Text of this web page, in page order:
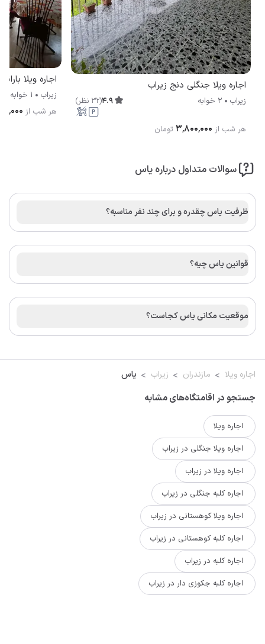
اجاره ویلا جنگلی دنج زیراب
زیراب 2 خوابه 4.9
(
32 نظر)
هر شب از ۳٬۸۰۰٬۰۰۰ تومان
اجاره ویلا
زیراب
1 خوابه
هر شب از
سوالات متداول درباره یاس
ظرفیت یاس چقدره و برای چند نفر مناسبه؟
قوانین یاس چیه؟
موقعیت مکانی یاس کجاست؟
اجاره ویلا مازندران زیراب یاس
جستجو در اقامتگاه‌های مشابه
اجاره ویلا
اجاره ویلا جنگلی در زیراب
اجاره ویلا در زیراب
اجاره کلبه جنگلی در زیراب
اجاره ویلا کوهستانی در زیراب
اجاره کلبه کوهستانی در زیراب
اجاره کلبه در زیراب
اجاره کلبه جکوزی دار در زیراب